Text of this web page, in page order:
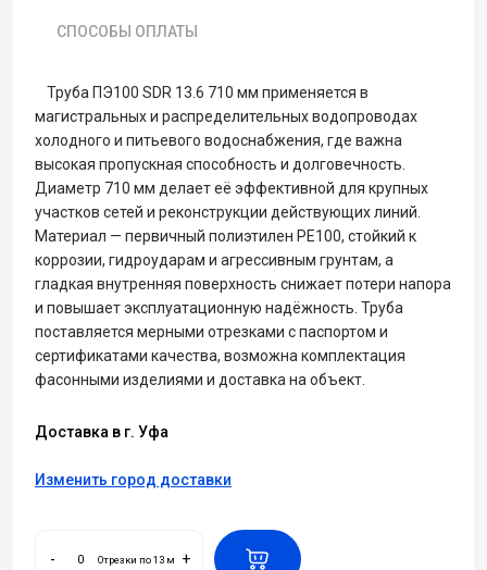
СПОСОБЫ ОПЛАТЫ
Труба ПЭ100 SDR 13.6 710 мм применяется в
магистральных и распределительных водопроводах
холодного и питьевого водоснабжения, где важна
высокая пропускная способность и долговечность.
Диаметр 710 мм делает её эффективной для крупных
участков сетей и реконструкции действующих линий.
Материал — первичный полиэтилен PE100, стойкий к
коррозии, гидроударам и агрессивным грунтам, а
гладкая внутренняя поверхность снижает потери напора
и повышает эксплуатационную надёжность. Труба
поставляется мерными отрезками с паспортом и
сертификатами качества, возможна комплектация
фасонными изделиями и доставка на объект.
Доставка в г. Уфа
Изменить город доставки
- Отрезки по 13 м +